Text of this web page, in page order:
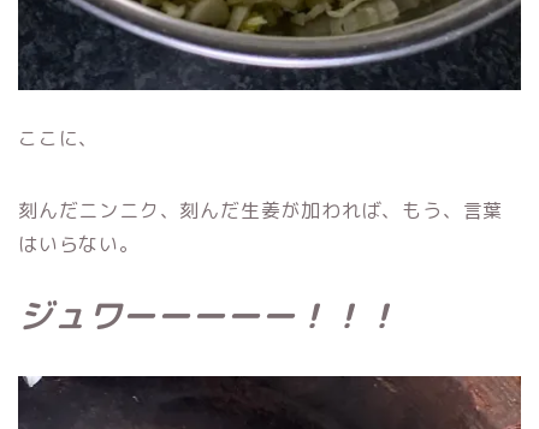
ここに、
刻んだニンニク、刻んだ生姜が加われば、 もう、言葉
はいらない。
ジュワーーーーー！！！